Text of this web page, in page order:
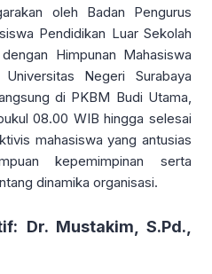
oleh Badan Pengurus
Pendidikan Luar Sekolah
Himpunan Mahasiswa
Negeri Surabaya
di PKBM Budi Utama,
08.00 WIB hingga selesai
mahasiswa yang antusias
kepemimpinan serta
dinamika organisasi.
Dr. Mustakim, S.Pd.,